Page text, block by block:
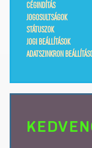
CÉGINDÍTÁS
JOGOSULTSÁGOK
STÁTUSZOK
JOGI BEÁLLÍTÁSOK
ADATSZINKRON